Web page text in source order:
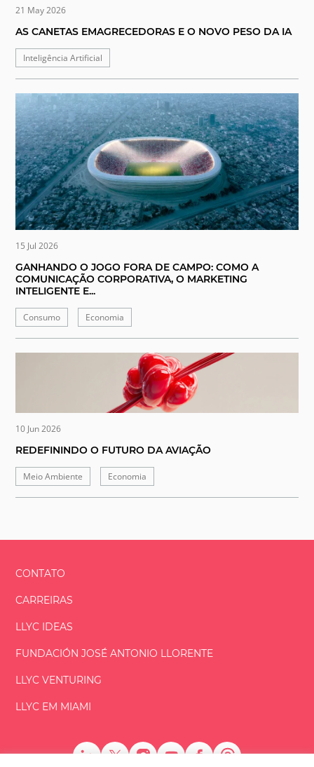
21 May 2026
AS CANETAS EMAGRECEDORAS E O NOVO PESO DA IA
Inteligência Artificial
15 Jul 2026
GANHANDO O JOGO FORA DE CAMPO: COMO A
COMUNICAÇÃO CORPORATIVA, O MARKETING
INTELIGENTE E...
Consumo Economia
10 Jun 2026
REDEFININDO O FUTURO DA AVIAÇÃO
Meio Ambiente Economia
CONTATO
CARREIRAS
LLYC IDEAS
FUNDACIÓNJOSÉ ANTONIO LLORENTE
LLYC VENTURING
LLYC EM MIAMI